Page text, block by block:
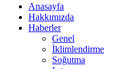
Anasayfa
Hakkımızda
Haberler
Genel
İklimlendirme
Soğutma